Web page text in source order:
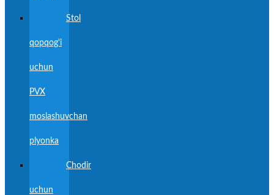
Stol
qopqog'i
uchun
PVX
moslashuvchan
plyonka
Chodir
uchun